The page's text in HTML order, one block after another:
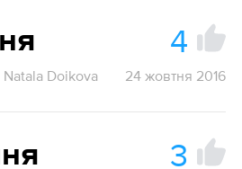
4
Natala Doikova 24 жовтня 2016
3